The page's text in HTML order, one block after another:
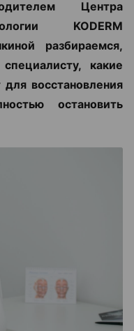
Центра
KODERM
разбираемся,
какие
восстановления
остановить